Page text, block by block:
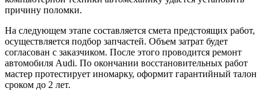
причину поломки.
На следующем этапе составляется смета предстоящих работ,
осуществляется подбор запчастей. Объем затрат будет
согласован с заказчиком. После этого проводится ремонт
автомобиля Audi. По окончании восстановительных работ
мастер протестирует иномарку, оформит гарантийный талон
сроком до 2 лет.